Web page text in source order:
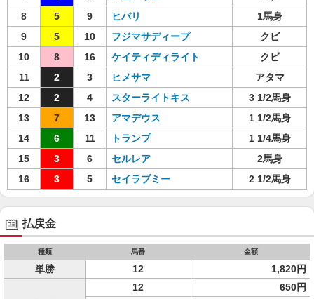
8
5 9 ヒバリ
1馬身
9
5 10 フジマサディープ
クビ
10
8 16 ケイティディライト
クビ
11
2 3 ヒメサマ
アタマ
12
2 4 スターライトキス
3 1/2馬身
13
7 13 アマデウス
1 1/2馬身
14
6 11 トランプ
1 1/4馬身
15
3 6 セルレア
2馬身
16
3 5 セイラブミー 2 1/2馬身
払戻金
種類 馬番 金額
単勝 12 1,820円
12
650円